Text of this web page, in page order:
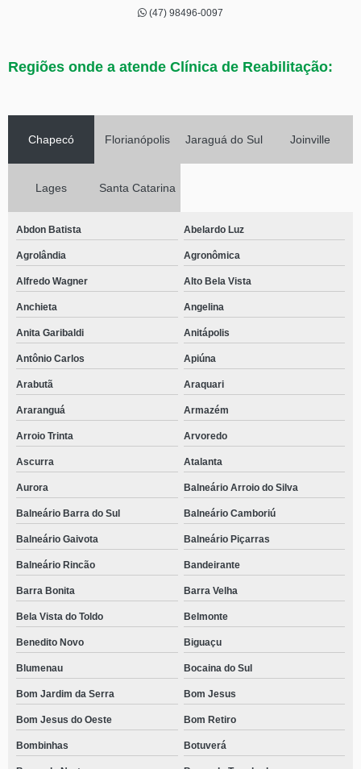
(47) 98496-0097
Regiões onde a atende Clínica de Reabilitação:
Chapecó Florianópolis Jaraguá do Sul Joinville
Lages Santa Catarina
Abdon Batista Abelardo Luz
Agrolândia Agronômica
Alfredo Wagner Alto Bela Vista
Anchieta Angelina
Anita Garibaldi Anitápolis
Antônio Carlos Apiúna
Arabutã Araquari
Araranguá Armazém
Arroio Trinta Arvoredo
Ascurra Atalanta
Aurora Balneário Arroio do Silva
Balneário Barra do Sul Balneário Camboriú
Balneário Gaivota Balneário Piçarras
Balneário Rincão Bandeirante
Barra Bonita Barra Velha
Bela Vista do Toldo Belmonte
Benedito Novo Biguaçu
Blumenau Bocaina do Sul
Bom Jardim da Serra Bom Jesus
Bom Jesus do Oeste Bom Retiro
Bombinhas Botuverá